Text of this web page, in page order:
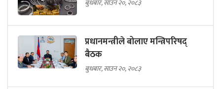
बुधबार, साउन २०, २०८३
प्रधानमन्त्रीले बोलाए मन्त्रिपरिषद्
बैठक
बुधबार, साउन २०, २०८३